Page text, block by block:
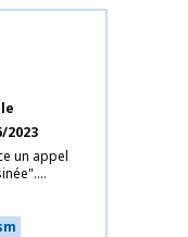
2023
un appel